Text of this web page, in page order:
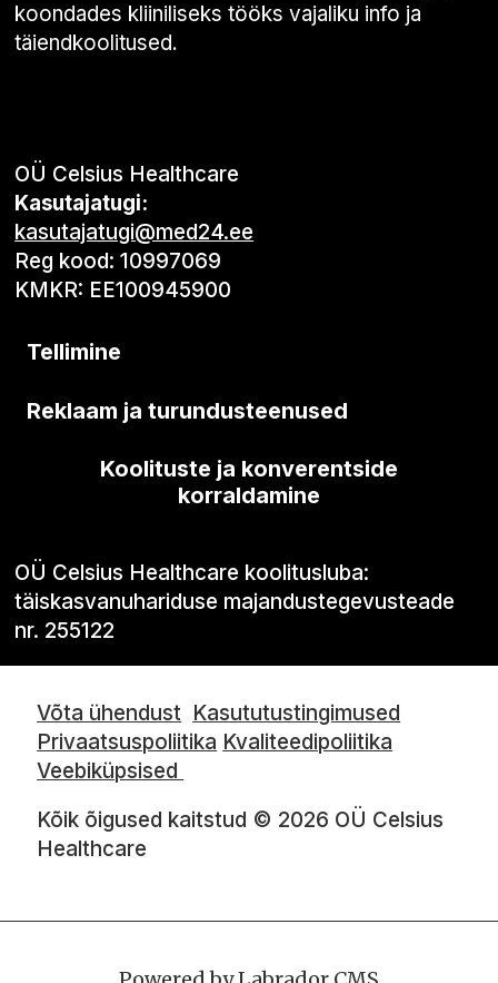
koondades kliiniliseks tööks vajaliku info ja
täiendkoolitused.
OÜ Celsius Healthcare
Kasutajatugi:
kasutajatugi@med24.ee
Reg kood: 10997069
KMKR: EE100945900
Tellimine
Reklaam ja turundusteenused
Koolituste ja konverentside
korraldamine
OÜ Celsius Healthcare koolitusluba:
täiskasvanuhariduse majandustegevusteade
nr. 255122
Võta ühendust Kasututustingimused
Privaatsuspoliitika Kvaliteedipoliitika
Veebiküpsised
Kõik õigused kaitstud © 2026 OÜ Celsius
Healthcare